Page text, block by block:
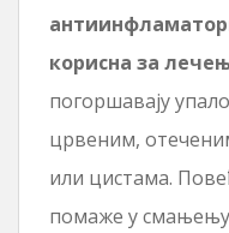
корисна за
погоршавају
црвеним,
или цистама.
помаже у